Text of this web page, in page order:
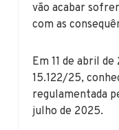
vão acabar
com as
Em 11 de abril
15.122/25,
regulamentada
julho de 2025.